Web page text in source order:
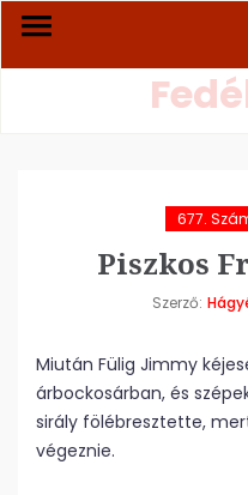
677.
Piszkos
Szerző:
Miután Fülig Jimmy
árbockosárban, és
sirály fölébresztette,
végeznie.